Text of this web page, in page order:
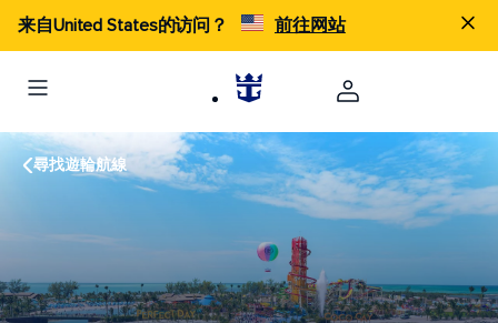
来自United States的访问？ 前往网站
尋找遊輪航線